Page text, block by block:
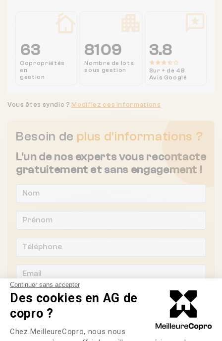
Continuer sans accepter
Des cookies en AG de
copro ?
Plateforme de Gestion du
Chez MeilleureCopro, nous nous
63
Copropriétés
en
gestion
8109
Nombre de lots
sous gestion
3.8
Sur + de 48
Avis Google
Besoin de plus d'informations ?
L'un de nos experts vous recontacte
gratuitement et sans engagement !
Souhaitez-vous changer de syndic ?
Vous êtes syndic ? Modifiez ces informations